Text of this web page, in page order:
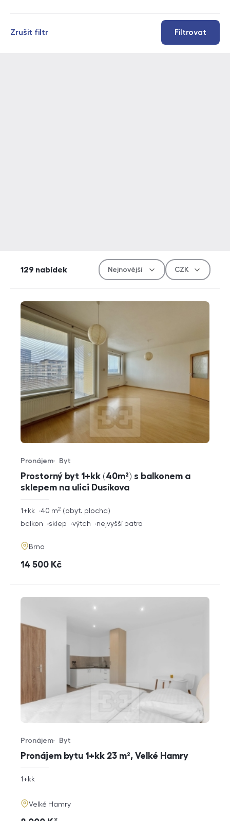
Filtrovat
Zrušit filtr
129 nabídek
Měna
Prostorný byt 1+kk (40m²) s balkonem a
sklepem na ulici Dusíkova
Typ nabídky
Pronájem
Typ nemovitosti
Byt
rozměry
1+kk obyt. plocha
40 m2
funkce
balkon sklep výtah nejvyšší patro
adresa
Brno
cena
14 500 Kč
Pronájem bytu 1+kk 23 m², Velké Hamry
Typ nabídky
Pronájem
Typ nemovitosti
Byt
rozměry
1+kk
adresa
Velké Hamry